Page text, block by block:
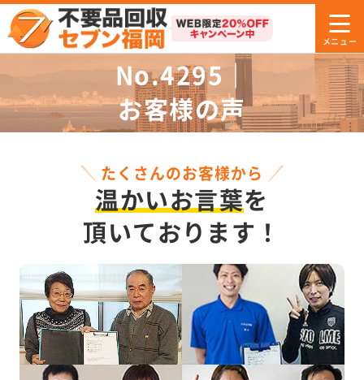
No.4295｜
お客様の声
たくさんのお客様から
温かいお言葉を
頂いております！